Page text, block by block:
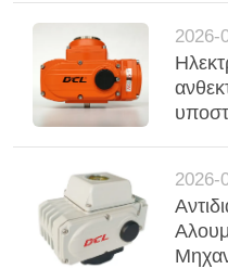
στη
2026-
2026-